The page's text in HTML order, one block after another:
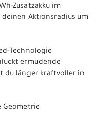
Zusatzakku im
Aktionsradius um
Technologie
ermüdende
du länger kraftvoller in
Geometrie